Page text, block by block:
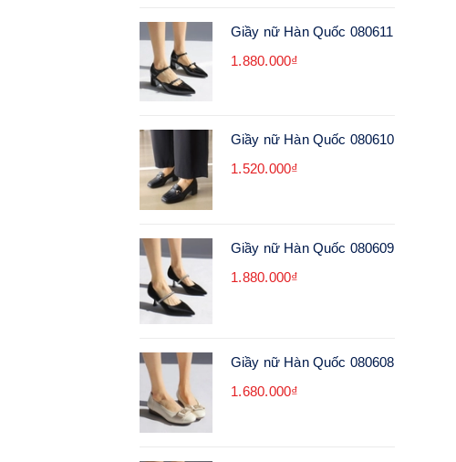
Giầy nữ Hàn Quốc 080611
1.880.000₫
Giầy nữ Hàn Quốc 080610
1.520.000₫
Giầy nữ Hàn Quốc 080609
1.880.000₫
Giầy nữ Hàn Quốc 080608
1.680.000₫